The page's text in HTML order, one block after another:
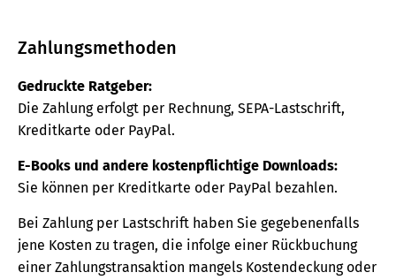
Zahlungsmethoden
Gedruckte Ratgeber:
Die Zahlung erfolgt per Rechnung, SEPA-Lastschrift,
Kreditkarte oder PayPal.
E-Books und andere kostenpflichtige Downloads:
Sie können per Kreditkarte oder PayPal bezahlen.
Bei Zahlung per Lastschrift haben Sie gegebenenfalls
jene Kosten zu tragen, die infolge einer Rückbuchung
einer Zahlungstransaktion mangels Kostendeckung oder